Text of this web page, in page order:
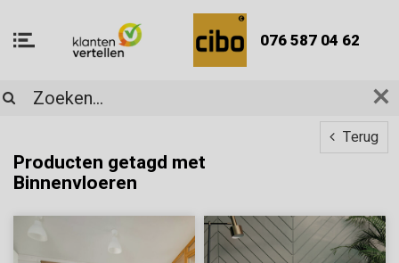
076 587 04 62
Terug
Producten getagd met
Binnenvloeren